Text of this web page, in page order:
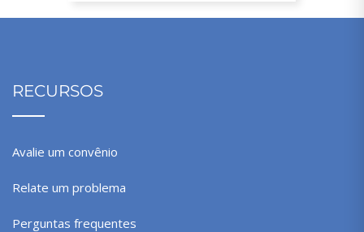
RECURSOS
Avalie um convênio
Relate um problema
Perguntas frequentes